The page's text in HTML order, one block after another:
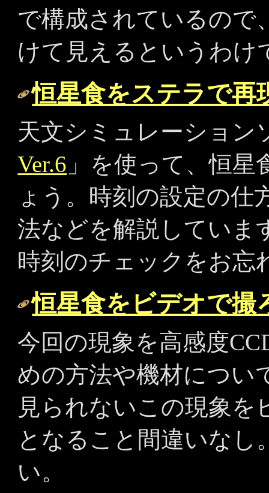
で構成されているので
けて見えるというわけ
恒星食をステラで再
天文シミュレーション
Ver.6 」を使って、恒
ょう。時刻の設定の仕
法などを解説していま
時刻のチェックをお忘
恒星食をビデオで撮
今回の現象を高感度
めの方法や機材につい
見られないこの現象を
となること間違いなし
い。